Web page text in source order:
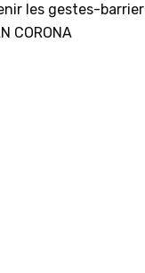
les gestes-
CORONA